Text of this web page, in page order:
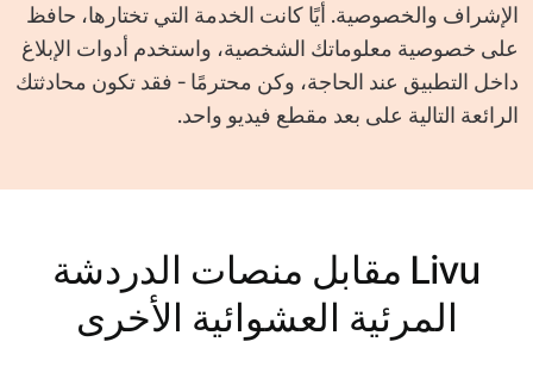
الإشراف والخصوصية. أيًا كانت الخدمة التي تختارها، حافظ
على خصوصية معلوماتك الشخصية، واستخدم أدوات الإبلاغ
داخل التطبيق عند الحاجة، وكن محترمًا - فقد تكون محادثتك
الرائعة التالية على بعد مقطع فيديو واحد.
Livu مقابل منصات الدردشة
المرئية العشوائية الأخرى